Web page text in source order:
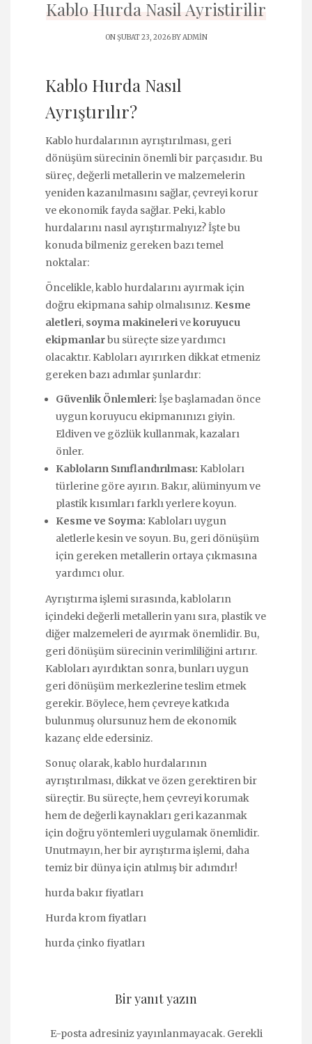
Kablo Hurda Nasil Ayristirilir
ON ŞUBAT 23, 2026 BYADMIN
Kablo Hurda Nasıl
Ayrıştırılır?
Kablo hurdalarının ayrıştırılması, geri
dönüşüm sürecinin önemli bir parçasıdır. Bu
süreç, değerli metallerin ve malzemelerin
yeniden kazanılmasını sağlar, çevreyi korur
ve ekonomik fayda sağlar. Peki, kablo
hurdalarını nasıl ayrıştırmalıyız? İşte bu
konuda bilmeniz gereken bazı temel
noktalar:
Öncelikle, kablo hurdalarını ayırmak için
doğru ekipmana sahip olmalısınız. Kesme
aletleri, soyma makinelerivekoruyucu
ekipmanlarbu süreçte size yardımcı
olacaktır. Kabloları ayırırken dikkat etmeniz
gereken bazı adımlar şunlardır:
Güvenlik Önlemleri: İşe başlamadan önce
uygun koruyucu ekipmanınızı giyin.
Eldiven ve gözlük kullanmak, kazaları
önler.
Kabloların Sınıflandırılması: Kabloları
türlerine göre ayırın. Bakır, alüminyum ve
plastik kısımları farklı yerlere koyun.
Kesme ve Soyma: Kabloları uygun
aletlerle kesin ve soyun. Bu, geri dönüşüm
için gereken metallerin ortaya çıkmasına
yardımcı olur.
Ayrıştırma işlemi sırasında, kabloların
içindeki değerli metallerin yanı sıra, plastik ve
diğer malzemeleri de ayırmak önemlidir. Bu,
geri dönüşüm sürecinin verimliliğini artırır.
Kabloları ayırdıktan sonra, bunları uygun
geri dönüşüm merkezlerine teslim etmek
gerekir. Böylece, hem çevreye katkıda
bulunmuş olursunuz hem de ekonomik
kazanç elde edersiniz.
Sonuç olarak, kablo hurdalarının
ayrıştırılması, dikkat ve özen gerektiren bir
süreçtir. Bu süreçte, hem çevreyi korumak
hem de değerli kaynakları geri kazanmak
için doğru yöntemleri uygulamak önemlidir.
Unutmayın, her bir ayrıştırma işlemi, daha
temiz bir dünya için atılmış bir adımdır!
hurda bakır fiyatları
Hurda krom fiyatları
hurda çinko fiyatları
Bir yanıt yazın
E-posta adresiniz yayınlanmayacak. Gerekli